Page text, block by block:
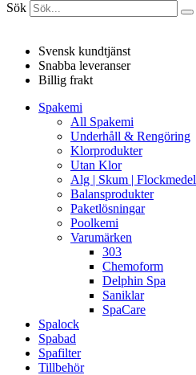
Sök
Svensk kundtjänst
Snabba leveranser
Billig frakt
Spakemi
All Spakemi
Underhåll & Rengöring
Klorprodukter
Utan Klor
Alg | Skum | Flockmedel
Balansprodukter
Paketlösningar
Poolkemi
Varumärken
303
Chemoform
Delphin Spa
Saniklar
SpaCare
Spalock
Spabad
Spafilter
Tillbehör